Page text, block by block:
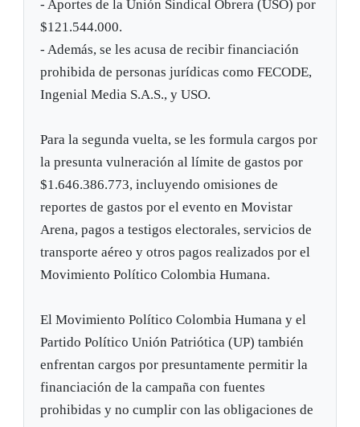
- Aportes de la Unión Sindical Obrera (USO) por
$121.544.000.
- Además, se les acusa de recibir financiación
prohibida de personas jurídicas como FECODE,
Ingenial Media S.A.S., y USO.
Para la segunda vuelta, se les formula cargos por
la presunta vulneración al límite de gastos por
$1.646.386.773, incluyendo omisiones de
reportes de gastos por el evento en Movistar
Arena, pagos a testigos electorales, servicios de
transporte aéreo y otros pagos realizados por el
Movimiento Político Colombia Humana.
El Movimiento Político Colombia Humana y el
Partido Político Unión Patriótica (UP) también
enfrentan cargos por presuntamente permitir la
financiación de la campaña con fuentes
prohibidas y no cumplir con las obligaciones de